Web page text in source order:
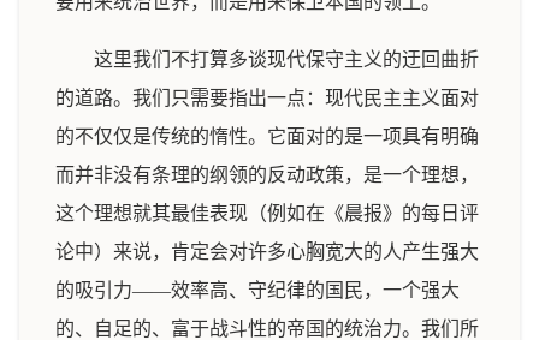
这里我们不打算多谈现代保守主义的迂回曲折
的道路。我们只需要指出一点：现代民主主义面对
的不仅仅是传统的惰性。它面对的是一项具有明确
而并非没有条理的纲领的反动政策，是一个理想，
这个理想就其最佳表现（例如在《晨报》的每日评
论中）来说，肯定会对许多心胸宽大的人产生强大
的吸引力——效率高、守纪律的国民，一个强大
的、自足的、富于战斗性的帝国的统治力。我们所